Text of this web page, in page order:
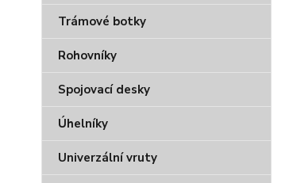
Trámové botky
Rohovníky
Spojovací desky
Úhelníky
Univerzální vruty